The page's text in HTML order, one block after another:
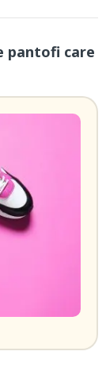
pantofi care